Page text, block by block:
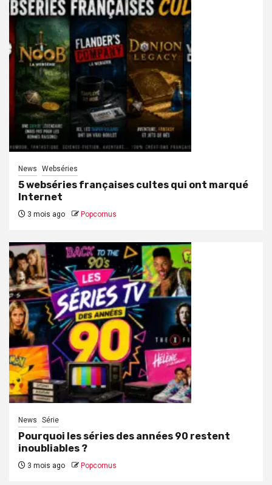
News Webséries
5 webséries françaises cultes qui ont marqué
Internet
3 mois ago Popcornus
News Série
Pourquoi les séries des années 90 restent
inoubliables ?
3 mois ago Popcornus